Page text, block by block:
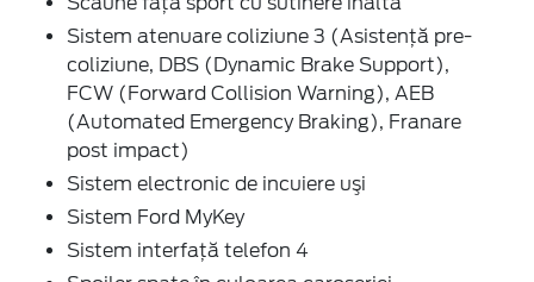
Sistem atenuare coliziune 3 (Asistență pre-
coliziune, DBS (Dynamic Brake Support),
FCW (Forward Collision Warning), AEB
(Automated Emergency Braking), Franare
post impact)
Sistem electronic de incuiere uşi
Sistem Ford MyKey
Sistem interfaţă telefon 4